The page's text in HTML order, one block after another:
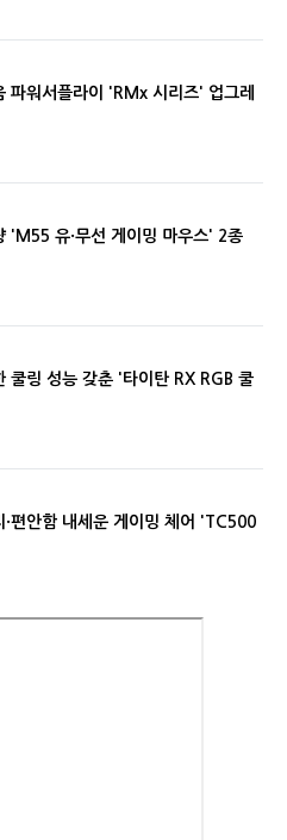
파워서플라이 'RMx 시리즈' 업그레
'M55 유·무선 게이밍 마우스' 2종
쿨링 성능 갖춘 '타이탄 RX RGB 쿨
·편안함 내세운 게이밍 체어 'TC500